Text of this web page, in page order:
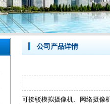
公司产品详情
可接驳模拟摄像机、网络摄像